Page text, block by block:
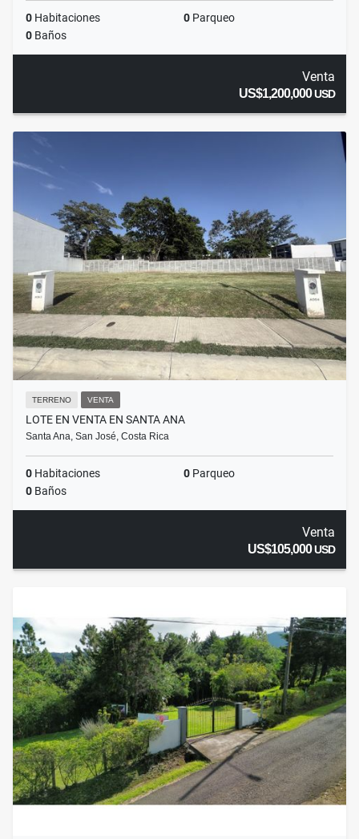
0 Habitaciones 0 Parqueo
0 Baños
Venta
US$1,200,000USD
TERRENO VENTA
LOTE EN VENTA EN SANTA ANA
Santa Ana, San José, Costa Rica
0 Habitaciones 0 Parqueo
0 Baños
Venta
US$105,000USD